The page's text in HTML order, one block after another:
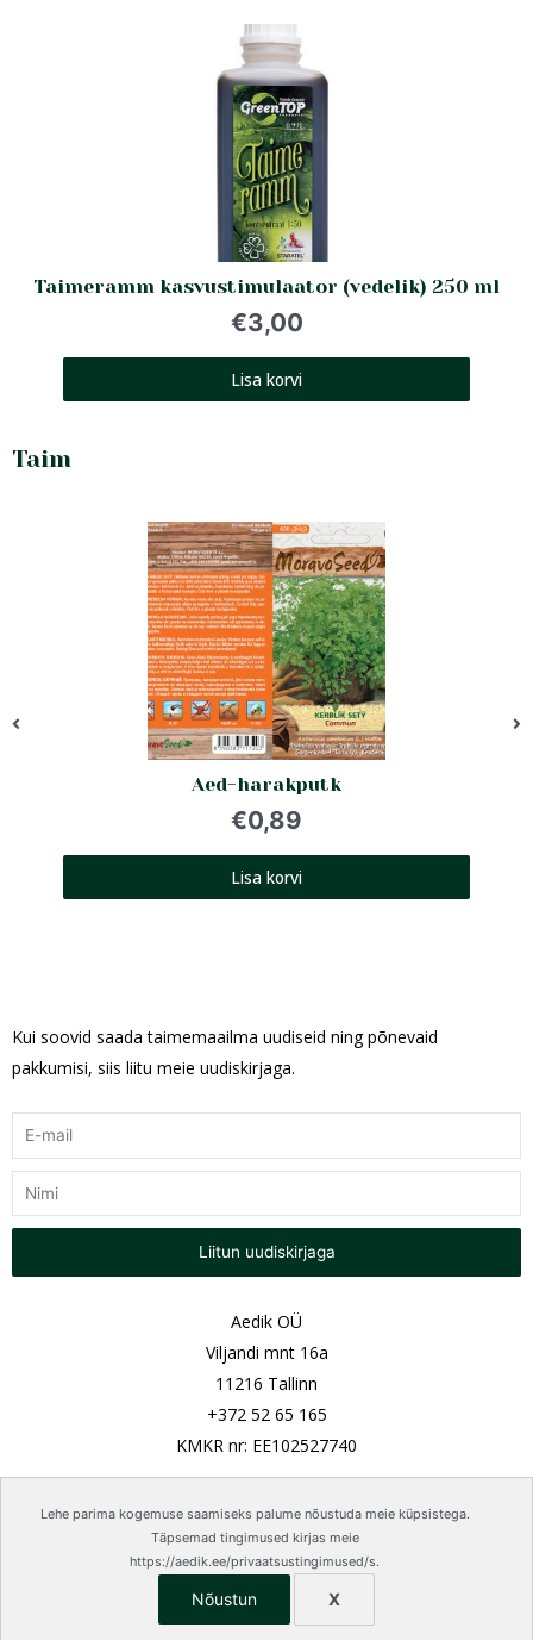
Lehe parima kogemuse saamiseks palume nõustuda meie küpsistega.
Täpsemad tingimused kirjas meie
https://aedik.ee/privaatsustingimused/s.
Nõustun X
Taimeramm kasvustimulaator (vedelik) 250 ml
€3,00
Lisa korvi
Taim
Aed-harakputk
€0,89
Lisa korvi
Aedik OÜ
Viljandi mnt 16a
11216 Tallinn
+372 52 65 165
KMKR nr: EE102527740
Kui soovid saada taimemaailma uudiseid ning põnevaid
pakkumisi, siis liitu meie uudiskirjaga.
Liitun uudiskirjaga
Aedik OÜ © 2022